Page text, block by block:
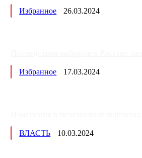
Избранное 26.03.2024
Избранное 17.03.2024
ВЛАСТЬ 10.03.2024